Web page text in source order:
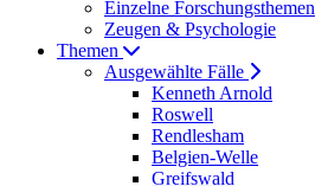
Einzelne Forschungsthemen
Zeugen & Psychologie
Themen
Ausgewählte Fälle
Kenneth Arnold
Roswell
Rendlesham
Belgien-Welle
Greifswald